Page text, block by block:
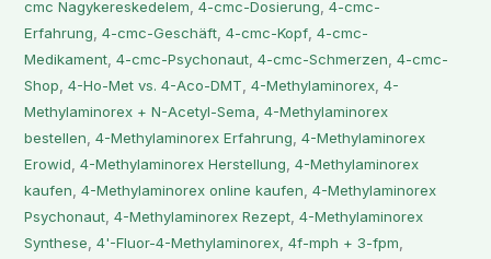
cmc Nagykereskedelem,4-cmc-Dosierung,4-cmc-
Erfahrung,4-cmc-Geschäft,4-cmc-Kopf,4-cmc-
Medikament,4-cmc-Psychonaut,4-cmc-Schmerzen,4-cmc-
Shop,4-Ho-Met vs. 4-Aco-DMT,4-Methylaminorex,4-
Methylaminorex + N-Acetyl-Sema,4-Methylaminorex
bestellen,4-Methylaminorex Erfahrung,4-Methylaminorex
Erowid,4-Methylaminorex Herstellung,4-Methylaminorex
kaufen,4-Methylaminorex online kaufen,4-Methylaminorex
Psychonaut,4-Methylaminorex Rezept,4-Methylaminorex
Synthese,4'-Fluor-4-Methylaminorex,4f-mph + 3-fpm,